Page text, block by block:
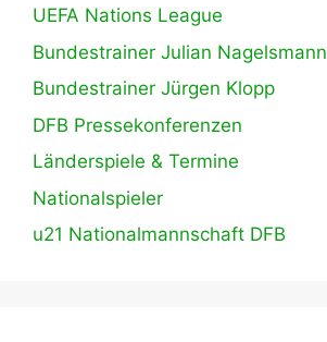
UEFA Nations League
Bundestrainer Julian Nagelsmann
Bundestrainer Jürgen Klopp
DFB Pressekonferenzen
Länderspiele & Termine
Nationalspieler
u21 Nationalmannschaft DFB